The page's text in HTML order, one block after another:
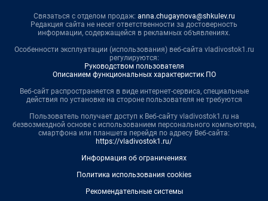
Связаться с отделом продаж: anna.chugaynova@shkulev.ru
Редакция сайта не несет ответственности за достоверность
информации, содержащейся в рекламных объявлениях.
Особенности эксплуатации (использования) веб-сайта vladivostok1.ru
регулируются:
Руководством пользователя
Описанием функциональных характеристик ПО
Веб-сайт распространяется в виде интернет-сервиса, специальные
действия по установке на стороне пользователя не требуются
Пользователь получает доступ к Веб-сайту vladivostok1.ru на
безвозмездной основе с использованием персонального компьютера,
смартфона или планшета перейдя по адресу Веб-сайта:
https://vladivostok1.ru/
Информация об ограничениях
Политика использования cookies
Рекомендательные системы